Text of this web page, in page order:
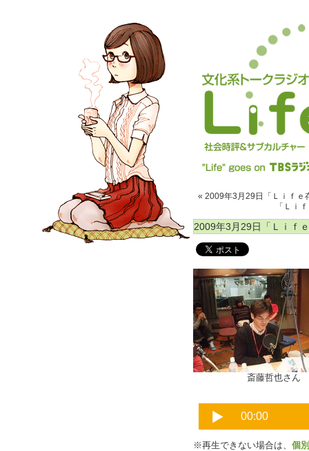
« 2009年3月29日「Ｌｉｆｅ
「Ｌｉ
2009年3月29日「Ｌｉｆ
斎藤哲也さん
※再生できない場合は、 個